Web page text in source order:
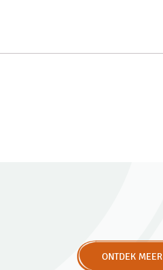
ONTDEK MEER